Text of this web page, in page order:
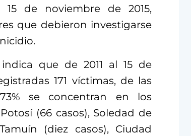
de noviembre de 2015,
que debieron investigarse
que de 2011 al 15 de
171 víctimas, de las
se concentran en los
(66 casos), Soledad de
(diez casos), Ciudad